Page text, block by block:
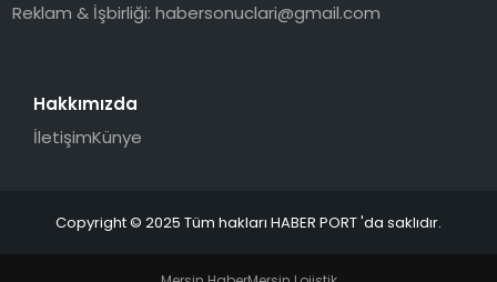
Reklam & İşbirliği:habersonuclari@gmail.com
Hakkımızda
İletişimKünye
Copyright © 2025 Tüm hakları HABER PORT 'da saklıdır.